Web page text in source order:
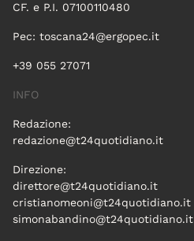
CF. e P.I. 07100110480
Pec: toscana24@ergopec.it
+39 055 27071
INFO
Redazione:
redazione@t24quotidiano.it
Direzione:
direttore@t24quotidiano.it
cristianomeoni@t24quotidiano.it
simonabandino@t24quotidiano.it